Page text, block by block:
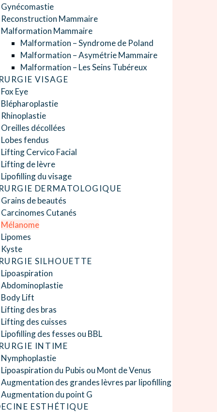
Gynécomastie
Reconstruction Mammaire
Malformation Mammaire
Malformation – Syndrome de Poland
Malformation – Asymétrie Mammaire
Malformation – Les Seins Tubéreux
VISAGE
Fox Eye
Blépharoplastie
Rhinoplastie
Oreilles décollées
Lobes fendus
Lifting Cervico Facial
Lifting de lèvre
Lipofilling du visage
DERMATOLOGIQUE
Grains de beautés
Carcinomes Cutanés
Mélanome
Lipomes
Kyste
SILHOUETTE
Lipoaspiration
Abdominoplastie
Body Lift
Lifting des bras
Lifting des cuisses
Lipofilling des fesses ou BBL
INTIME
Nymphoplastie
Lipoaspiration du Pubis ou Mont de Venus
Augmentation des grandes lèvres par lipofilling
Augmentation du point G
ESTHÉTIQUE